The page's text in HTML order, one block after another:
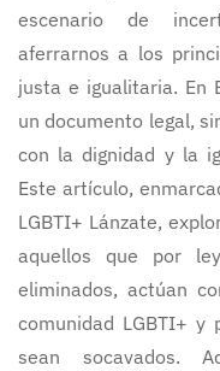
escenario de
aferrarnos a los
justa e igualitaria. En
un documento legal,
con la dignidad y la
Este artículo,
LGBTI+ Lánzate,
aquellos que por
eliminados, actúan
comunidad LGBTI+ y
sean socavados.